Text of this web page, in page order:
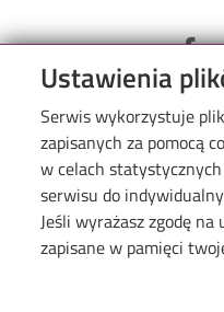
Ustawienia
Serwis wykorzystuje
zapisanych za pomocą
w celach
serwisu do
Jeśli wyrażasz zgodę
zapisane w pamięci
Menu
Inicjatywa